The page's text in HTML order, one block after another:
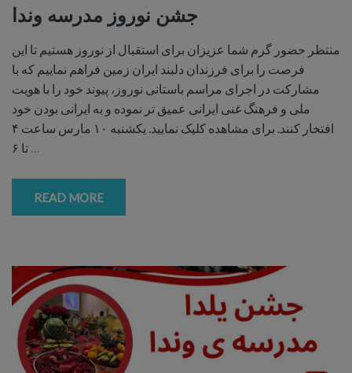
جشن نوروز مدرسه وندا
منتظر حضور گرم شما عزیزان برای استقبال از نوروز هستیم تا این
فرصت را برای فرزندان دلبند ایران زمین فراهم نماییم که با
مشارکت در اجرای مراسم باستانی نوروز، پیوند خود را با هویت
ملی و فرهنگ غنی ایرانی عمیق تر نموده و به ایرانی بودن خود
افتخار کنند. برای مشاهده کلیک نمایید. یکشنبه ۱۰ مارس ساعت ۴
…
READ MORE